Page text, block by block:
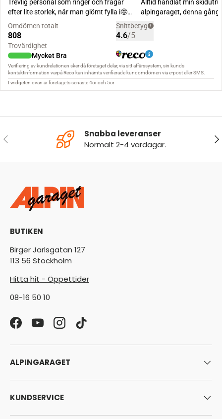
FÖREGÅENDE
Snabba leveranser
Normalt 2-4 vardagar.
BUTIKEN
Birger Jarlsgatan 127
113 56 Stockholm
Hitta hit - Öppettider
08-16 50 10
FacebookYouTubeInstagram
TikTok
ALPINGARAGET
KUNDSERVICE